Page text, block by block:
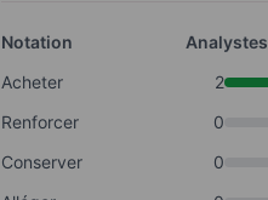
Notation
Analystes
Acheter
2
Renforcer
0
Conserver
0